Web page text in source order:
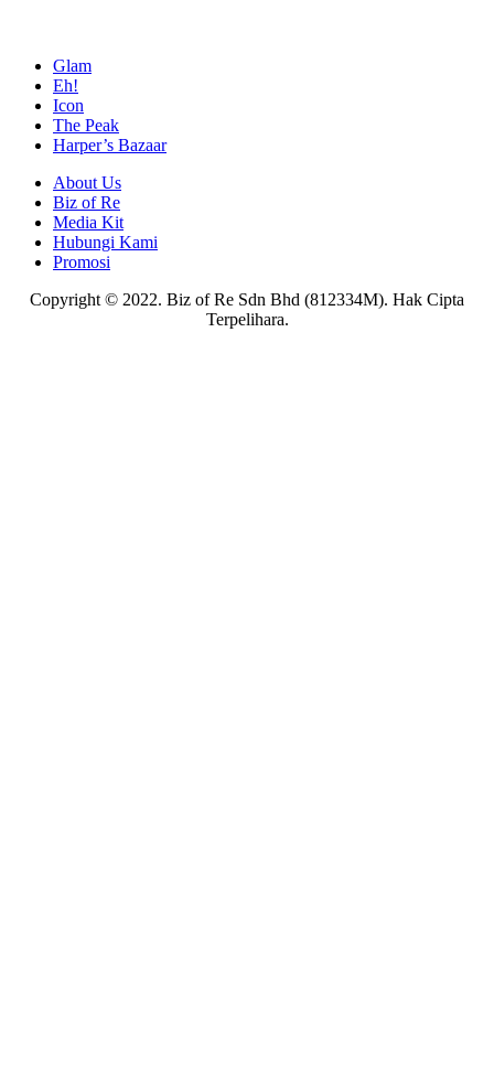
Glam
Eh!
Icon
The Peak
Harper’s Bazaar
About Us
Biz of Re
Media Kit
Hubungi Kami
Promosi
Copyright © 2022. Biz of Re Sdn Bhd (812334M). Hak Cipta
Terpelihara.